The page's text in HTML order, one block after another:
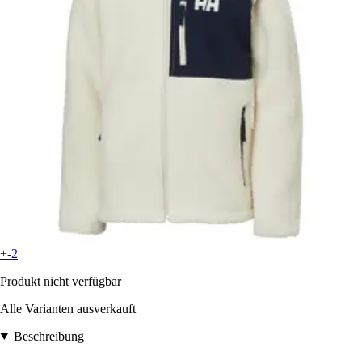
+-2
Produkt nicht verfügbar
Alle Varianten ausverkauft
Beschreibung